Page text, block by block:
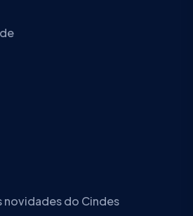
novidades do Cindes